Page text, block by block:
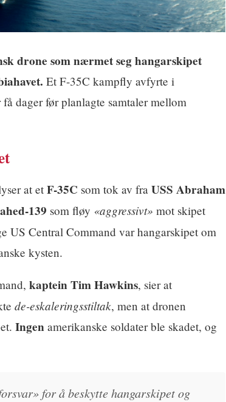
drone som nærmet seg hangarskipet
Et F-35C kampfly avfyrte i
dager før planlagte samtaler mellom
at et F-35C som tok av fra USS Abraham
139 som fløy «aggressivt» mot skipet
US Central Command var hangarskipet om
kysten.
kaptein Tim Hawkins, sier at
de-eskaleringsstiltak, men at dronen
Ingen amerikanske soldater ble skadet, og
for å beskytte hangarskipet og